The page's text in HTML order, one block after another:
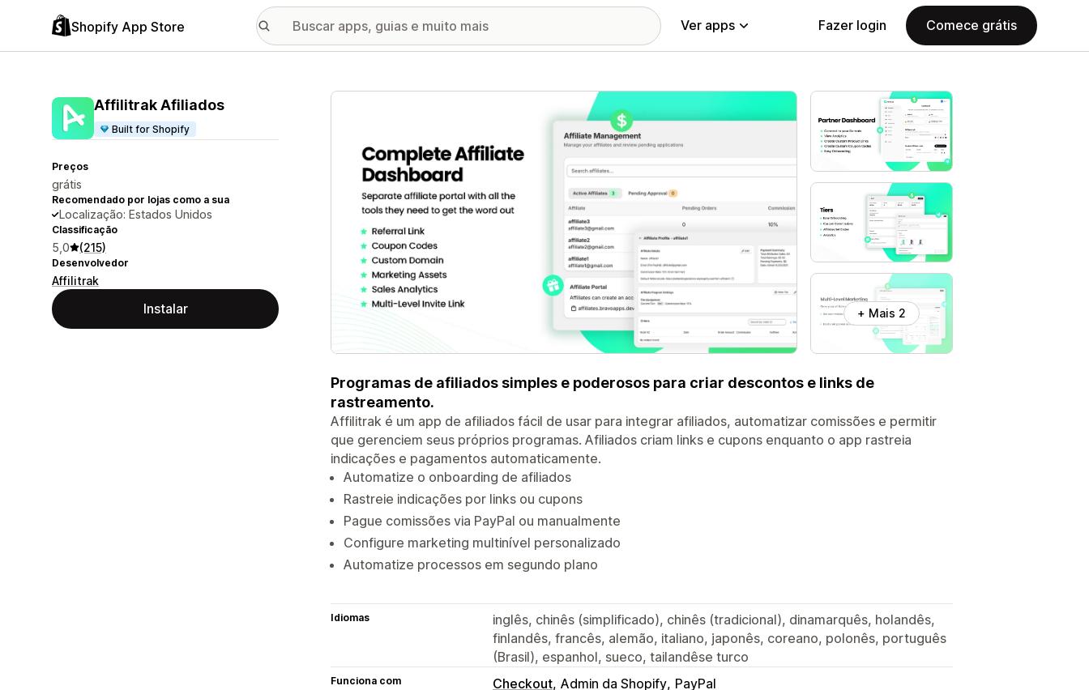
Shopify App Store Ver apps Fazer login Comece grátis
Affilitrak Afiliados
Built for Shopify
Preços
grátis
Recomendado por lojas como a sua
Localização: Estados Unidos
Classificação
5,0 (215)
Desenvolvedor
Affilitrak
Instalar
Galeria de imagens em destaque
+ Mais 2
Programas de afiliados simples e poderosos para criar descontos e links de
rastreamento.
Affilitrak é um app de afiliados fácil de usar para integrar afiliados, automatizar comissões e permitir
que gerenciem seus próprios programas. Afiliados criam links e cupons enquanto o app rastreia
indicações e pagamentos automaticamente.
Automatize o onboarding de afiliados
Rastreie indicações por links ou cupons
Pague comissões via PayPal ou manualmente
Configure marketing multinível personalizado
Automatize processos em segundo plano
Idiomas
inglês, chinês (simplificado), chinês (tradicional), dinamarquês, holandês,
finlandês, francês, alemão, italiano, japonês, coreano, polonês, português
(Brasil), espanhol, sueco, tailandêse turco
Funciona com Checkout Admin da Shopify PayPal